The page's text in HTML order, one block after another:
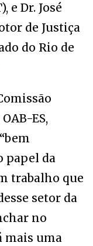
e Dr. José
de Justiça
do Rio de
ES,
papel da
trabalho que
setor da
no
mais uma